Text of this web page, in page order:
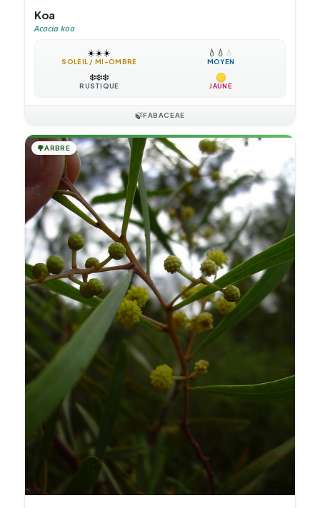
Koa
Acacia koa
☀️☀️☀️
SOLEIL / MI-OMBRE
💧 💧 💧
MOYEN
❄️❄️❄️
RUSTIQUE JAUNE
🍃FABACEAE
🌳ARBRE